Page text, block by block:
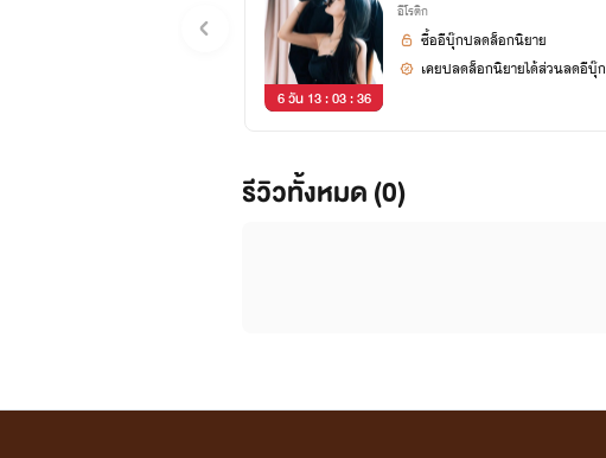
6 วัน 13 : 03 : 35
อีโรติก
ซื้ออีบุ๊กปลดล็อกนิยาย
เคยปลดล็อกนิยายได้ส่วนลดอีบุ๊ก
รีวิวทั้งหมด (0)